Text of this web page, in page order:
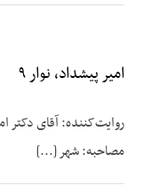
امیر پیشداد، نوار ۹
مصاحبه: شهر [...]